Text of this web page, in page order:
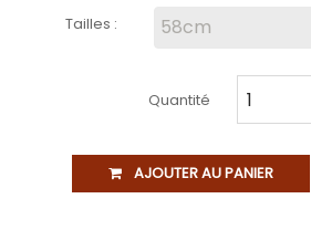
Tailles :
Quantité
AJOUTER AU PANIER